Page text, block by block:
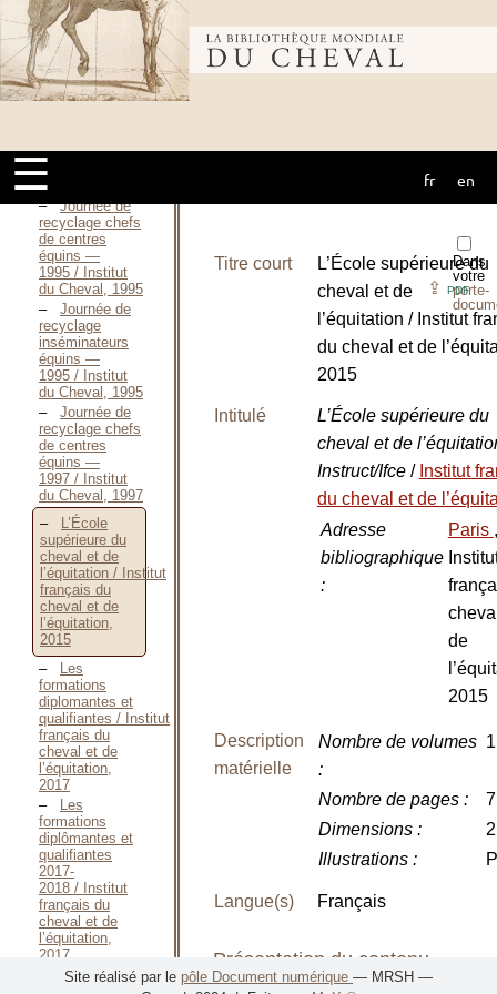
Bibliothèque
mondiale du
cheval
☰ fr en
learning in the
horse industry :
formal training
programs / HOWEY
William P., 2000
vétérinaire / HUGUES
Jean-Baptiste,
1883
Journée de
recyclage chefs
de centres
équins —
1995 / Institut
du Cheval, 1995
Journée de
recyclage
inséminateurs
équins —
1995 / Institut
du Cheval, 1995
Journée de
recyclage chefs
de centres
équins —
1997 / Institut
du Cheval, 1997
L’École
supérieure du
cheval et de
l’équitation / Institut
français du
cheval et de
l’équitation,
2015
Les
formations
diplomantes et
qualifiantes / Institut
français du
cheval et de
l’équitation,
2017
Les
formations
diplômantes et
qualifiantes
2017-
2018 / Institut
français du
cheval et de
l’équitation,
2017
Les
Dans
votre
porte-
⇪ PDF
Titre court
L’École supérieure du
cheval et de
l’équitation / Institut
du cheval et de
2015
Intitulé
L’École supérieure du
cheval et de
Instruct/Ifce / Institut
du cheval et de
Adresse
bibliographique
:
Paris ,
de
2015
Description
matérielle
Nombre de volumes
:
Nombre de pages:
Dimensions:
Illustrations:
Langue(s) Français
Présentation du contenu
Site réalisé par le pôle Document numérique — MRSH —